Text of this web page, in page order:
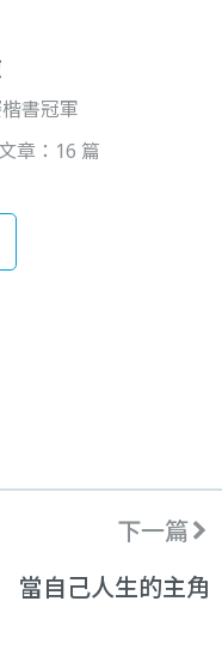
書冠軍
章：16 篇
下一篇
當自己人生的主角